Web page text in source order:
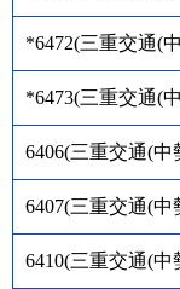
*6472(三重交通(
*6473(三重交通(
6406(三重交通(中
6407(三重交通(中
6410(三重交通(中